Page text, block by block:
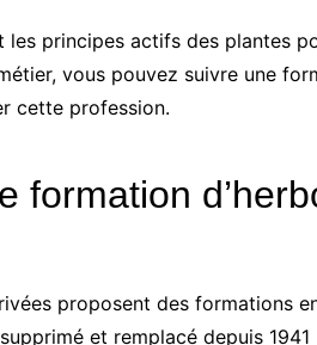
les principes actifs des plantes
vous pouvez suivre une
cette profession.
formation
proposent des formations
et remplacé depuis